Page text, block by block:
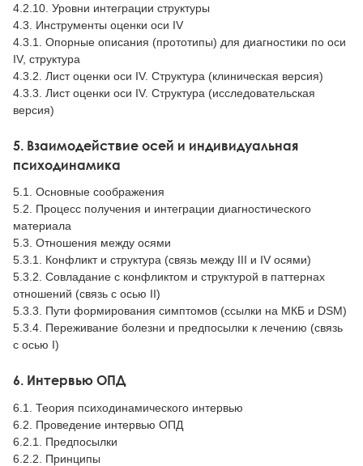
4.2.10. Уровни интеграции структуры
4.3. Инструменты оценки оси IV
4.3.1. Опорные описания (прототипы) для диагностики по оси
IV, структура
4.3.2. Лист оценки оси IV. Структура (клиническая версия)
4.3.3. Лист оценки оси IV. Структура (исследовательская
версия)
5. Взаимодействие осей и индивидуальная
психодинамика
5.1. Основные соображения
5.2. Процесс получения и интеграции диагностического
материала
5.3. Отношения между осями
5.3.1. Конфликт и структура (связь между III и IV осями)
5.3.2. Совладание с конфликтом и структурой в паттернах
отношений (связь с осью II)
5.3.3. Пути формирования симптомов (ссылки на МКБ и DSM)
5.3.4. Переживание болезни и предпосылки к лечению (связь
с осью I)
6. Интервью ОПД
6.1. Теория психодинамического интервью
6.2. Проведение интервью ОПД
6.2.1. Предпосылки
6.2.2. Принципы